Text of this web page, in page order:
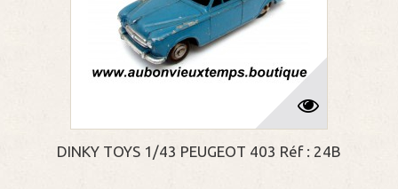
DINKY TOYS 1/43 PEUGEOT 403 Réf : 24B